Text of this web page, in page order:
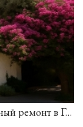
Участок с домом под снос/капитальный ремонт в Герцлии-Питуах